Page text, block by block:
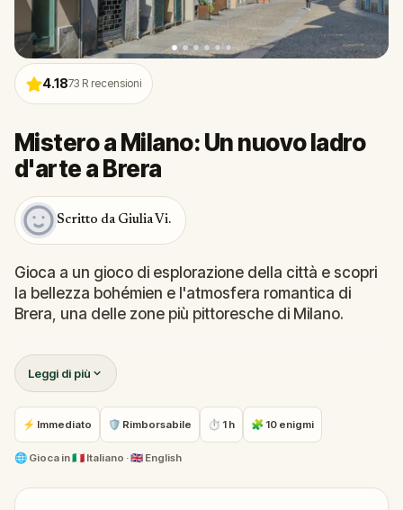
4.1873 R recensioni
Mistero a Milano: Un nuovo ladro
d'arte a Brera
Scritto da Giulia Vi.
Gioca a un gioco di esplorazione della città e scopri
la bellezza bohémien e l'atmosfera romantica di
Brera, una delle zone più pittoresche di Milano.
Dalla Basilica di San Marco alla Chiesa di Santa
Maria del Carmine, seguirai gli indizi per scoprire
autentici tesori architettonici, oltre a bellissime
piazze e fontane nascoste. Risolvi le sfide nel cuore
artistico della città per scoprire gli antichi segreti di
questo affascinante quartiere!
Sei pronto a esplorare un paradiso verde nel cuore di
Leggi di più
⚡ Immediato 🛡 Rimborsabile ⏱ 1 h 🧩 10 enigmi
🌐 Gioca in🇮🇹 Italiano · 🇬🇧 English